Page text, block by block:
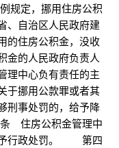
定，挪用住房公积
、自治区人民政府建
的住房公积金，没收
金的人民政府负责人
理中心负有责任的主
于挪用公款罪或者其
刑事处罚的，给予降
住房公积金管理中
予行政处罚。 第四